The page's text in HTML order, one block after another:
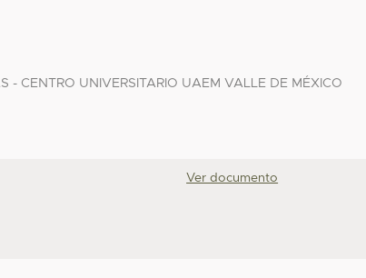
CENTRO UNIVERSITARIO UAEM VALLE DE MÉXICO
Ver documento